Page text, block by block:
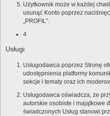
Użytkownik może w każdej
usunąć Konto poprzez
„PROFIL”.
4
Usługi
Usługodawca poprzez Stronę
udostępnienia platformy
sekcje i tematy oraz ich
Usługodawca oświadcza, że
autorskie osobiste i majątkowe
świadczonych Usług stanowi